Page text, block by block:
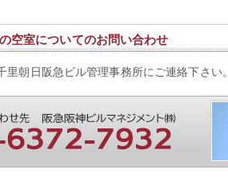
空室についてのお問い合わせ
里朝日阪急ビル管理事務所にご連絡下さい。